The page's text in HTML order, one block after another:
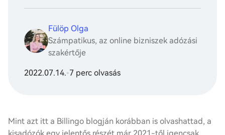
Fülöp Olga
Számpatikus, az online bizniszek adózási
szakértője
2022.07.14.•7 perc olvasás
Mint azt itt a Billingo blogján korábban is olvashattad, a